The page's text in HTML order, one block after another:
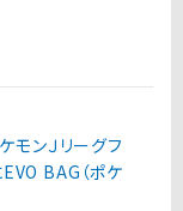
モンＪリーグフ
BAG（ポケ